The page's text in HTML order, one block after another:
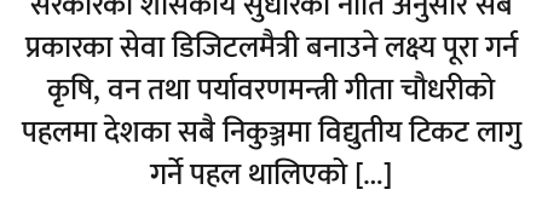
प्रकारका सेवा डिजिटलमैत्री बनाउने लक्ष्य पूरा गर्न
कृषि, वन तथा पर्यावरणमन्त्री गीता चौधरीको
पहलमा देशका सबै निकुञ्जमा विद्युतीय टिकट लागु
गर्ने पहल थालिएको […]